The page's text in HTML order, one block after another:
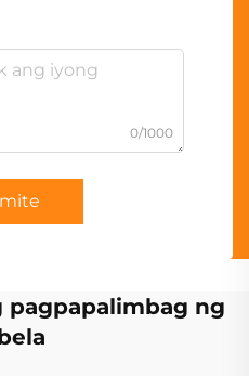
0/1000
pagpapalimbag ng